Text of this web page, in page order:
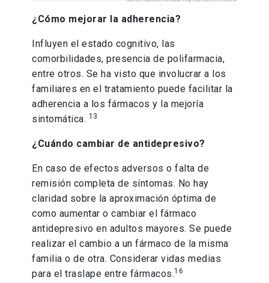
¿Cómo mejorar la adherencia?
Influyen el estado cognitivo, las
comorbilidades, presencia de polifarmacia,
entre otros. Se ha visto que involucrar a los
familiares en el tratamiento puede facilitar la
adherencia a los fármacos y la mejoría
sintomática. 13
¿Cuándo cambiar de antidepresivo?
En caso de efectos adversos o falta de
remisión completa de síntomas. No hay
claridad sobre la aproximación óptima de
como aumentar o cambiar el fármaco
antidepresivo en adultos mayores. Se puede
realizar el cambio a un fármaco de la misma
familia o de otra. Considerar vidas medias
para el traslape entre fármacos.16